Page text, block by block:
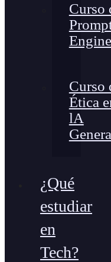
Curso
Curso
Ética
lA
¿Qué
estudiar
en
Tech?